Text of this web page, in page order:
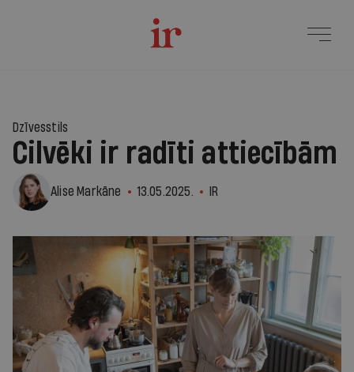
Dzīvesstils
Cilvēki ir radīti attiecībām
Alise Markāne 13.05.2025. IR